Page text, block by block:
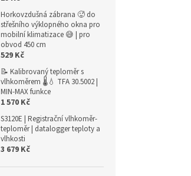
Horkovzdušná zábrana 🥵 do
střešního výklopného okna pro
mobilní klimatizace 😅 | pro
obvod 450 cm
529 Kč
📝 Kalibrovaný teploměr s
vlhkoměrem 🌡️💧 TFA 30.5002 |
MIN-MAX funkce
1 570 Kč
S3120E | Registrační vlhkoměr-
teploměr | datalogger teploty a
vlhkosti
3 679 Kč